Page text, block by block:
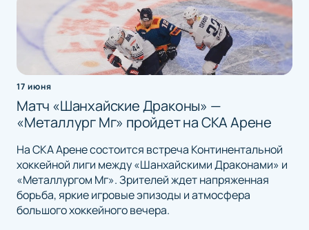
17 июня
Матч «Шанхайские Драконы» —
«Металлург Мг» пройдет на СКА Арене
На СКА Арене состоится встреча Континентальной
хоккейной лиги между «Шанхайскими Драконами» и
«Металлургом Мг». Зрителей ждет напряженная
борьба, яркие игровые эпизоды и атмосфера
большого хоккейного вечера.